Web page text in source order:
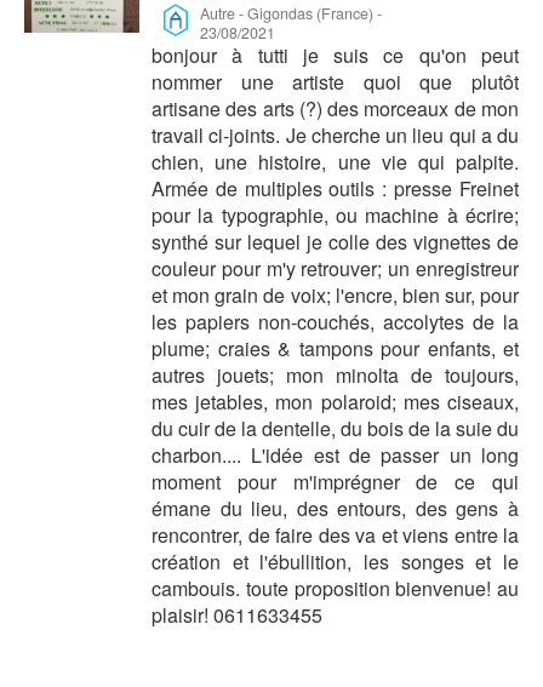
Autre-Gigondas (France) -
23/08/2021
bonjour à tutti je suis ce qu'on peut
nommer une artiste quoi que plutôt
artisane des arts (?) des morceaux de mon
travail ci-joints. Je cherche un lieu qui a du
chien, une histoire, une vie qui palpite.
Armée de multiples outils : presse Freinet
pour la typographie, ou machine à écrire;
synthé sur lequel je colle des vignettes de
couleur pour m'y retrouver; un enregistreur
et mon grain de voix; l'encre, bien sur, pour
les papiers non-couchés, accolytes de la
plume; craies & tampons pour enfants, et
autres jouets; mon minolta de toujours,
mes jetables, mon polaroid; mes ciseaux,
du cuir de la dentelle, du bois de la suie du
charbon.... L'idée est de passer un long
moment pour m'imprégner de ce qui
émane du lieu, des entours, des gens à
rencontrer, de faire des va et viens entre la
création et l'ébullition, les songes et le
cambouis. toute proposition bienvenue! au
plaisir! 0611633455